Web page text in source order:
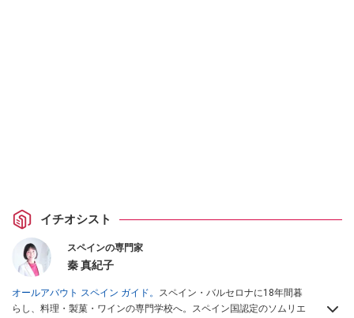
イチオシスト
スペインの専門家
秦 真紀子
オールアバウト スペイン ガイド。 スペイン・バルセロナに18年間暮
らし、料理・製菓・ワインの専門学校へ。スペイン国認定のソムリエ